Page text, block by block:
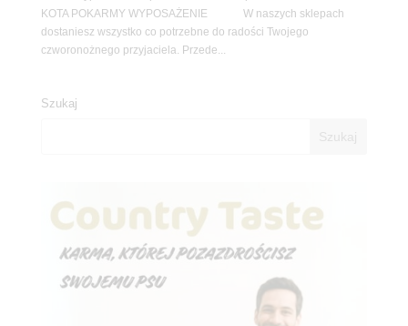
KOTA POKARMY WYPOSAŻENIE W naszych sklepach
dostaniesz wszystko co potrzebne do radości Twojego
czworonożnego przyjaciela. Przede...
Szukaj